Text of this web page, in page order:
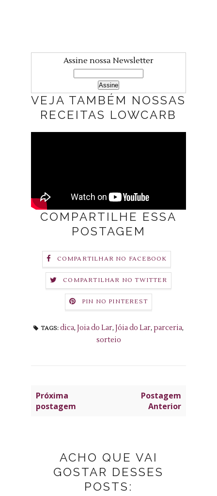
Assine nossa Newsletter
VEJA TAMBÉM NOSSAS
RECEITAS LOWCARB
COMPARTILHE ESSA
POSTAGEM
COMPARTILHAR NO FACEBOOK
COMPARTILHAR NO TWITTER
PIN NO PINTEREST
TAGS: dica, Joia do Lar, Jóia do Lar, parceria,
sorteio
Próxima
postagem
Postagem
Anterior
ACHO QUE VAI
GOSTAR DESSES
POSTS: